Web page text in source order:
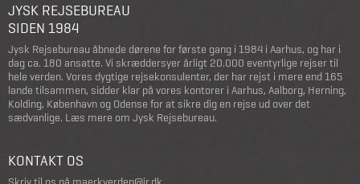
JYSK REJSEBUREAU
SIDEN 1984
Jysk Rejsebureau åbnede dørene for første gang i 1984 i Aarhus, og har i
dag ca. 180 ansatte. Vi skræddersyer årligt 20.000 eventyrlige rejser til
hele verden. Vores dygtige rejsekonsulenter, der har rejst i mere end 165
lande tilsammen, sidder klar på vores kontorer i Aarhus, Aalborg, Herning,
Kolding, København og Odense for at sikre dig en rejse ud over det
sædvanlige. Læs mere om Jysk Rejsebureau.
KONTAKT OS